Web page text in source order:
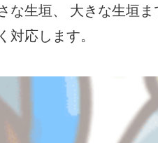
な生垣、 大きな生垣ま
対応します。